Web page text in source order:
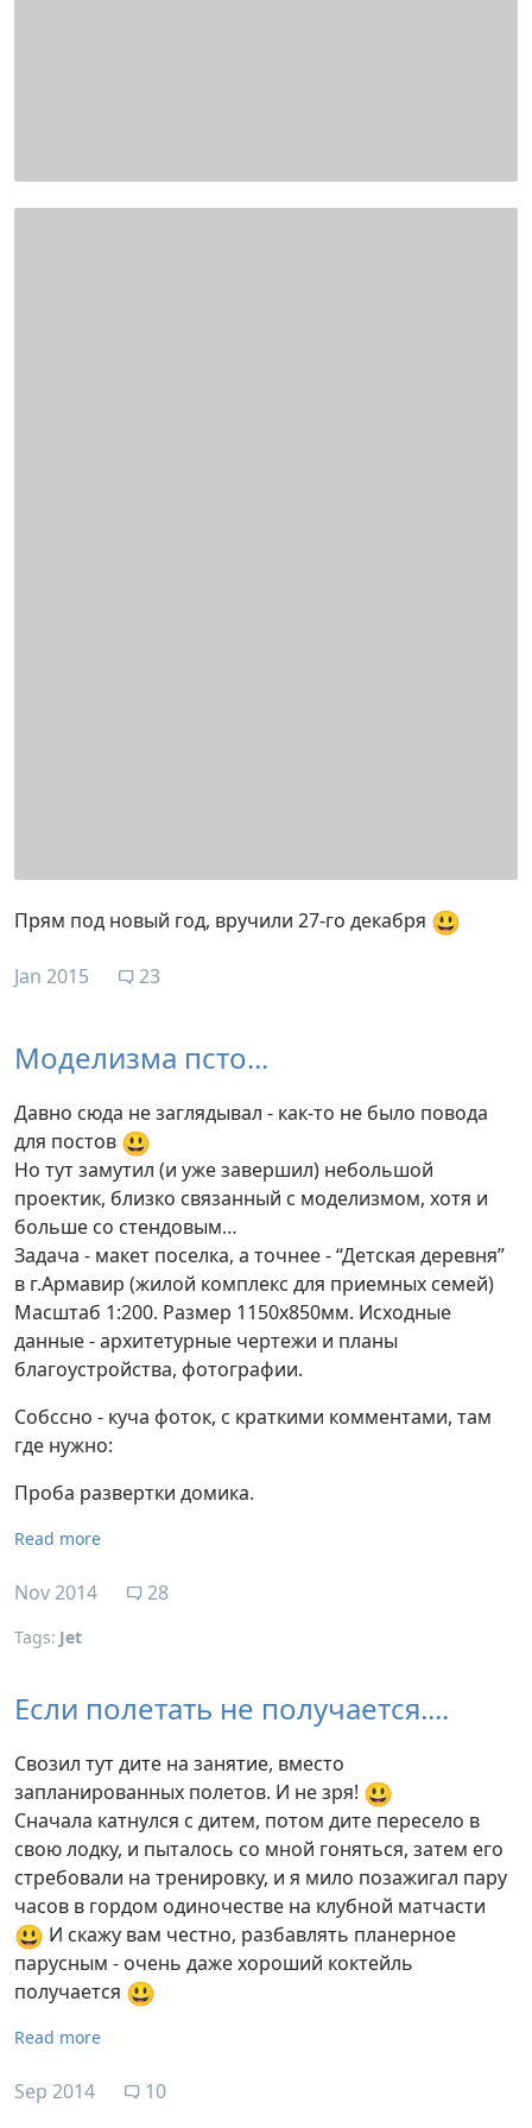
Прям под новый год, вручили 27-го декабря 😃
Jan 2015 23
Моделизма псто...
Давно сюда не заглядывал - как-то не было повода
для постов 😃
Но тут замутил (и уже завершил) небольшой
проектик, близко связанный с моделизмом, хотя и
больше со стендовым…
Задача - макет поселка, а точнее - “Детская деревня”
в г.Армавир (жилой комплекс для приемных семей)
Масштаб 1:200. Размер 1150х850мм. Исходные
данные - архитетурные чертежи и планы
благоустройства, фотографии.
Собссно - куча фоток, с краткими комментами, там
где нужно:
Проба развертки домика.
Read more
Nov 2014 28
Tags: Jet
Если полетать не получается....
Свозил тут дите на занятие, вместо
запланированных полетов. И не зря! 😃
Сначала катнулся с дитем, потом дите пересело в
свою лодку, и пыталось со мной гоняться, затем его
стребовали на тренировку, и я мило позажигал пару
часов в гордом одиночестве на клубной матчасти
😃 И скажу вам честно, разбавлять планерное
парусным - очень даже хороший коктейль
получается 😃
Read more
Sep 2014 10